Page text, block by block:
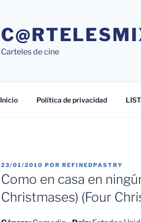
Carteles de cine
Inicio Política de privacidad
PUBLICADO
EL
23/01/2010 POR REFINEDPASTRY
Como en casa en
Christmases) (Four